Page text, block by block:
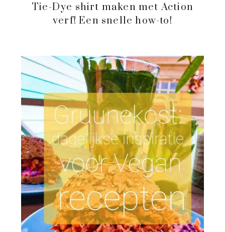
Tie-Dye shirt maken met Action
verf! Een snelle how-to!